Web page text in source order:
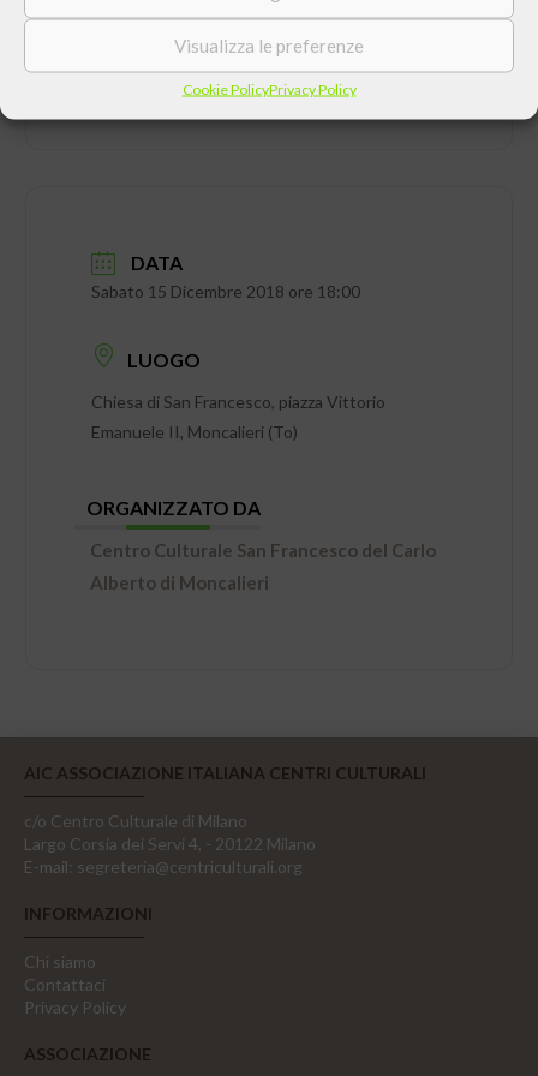
Visualizza le preferenze
Cookie PolicyPrivacy Policy
DATA
Sabato 15 Dicembre 2018 ore 18:00
LUOGO
Chiesa di San Francesco, piazza Vittorio
Emanuele II, Moncalieri (To)
ORGANIZZATO DA
Centro Culturale San Francesco del Carlo
Alberto di Moncalieri
AIC ASSOCIAZIONE ITALIANA CENTRI CULTURALI
c/o Centro Culturale di Milano
Largo Corsia dei Servi 4, - 20122 Milano
E-mail: segreteria@centriculturali.org
INFORMAZIONI
Chi siamo
Contattaci
Privacy Policy
ASSOCIAZIONE